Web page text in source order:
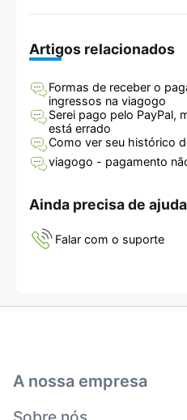
Artigos relacionados
Formas de receber o
ingressos na viagogo
Serei pago pelo PayPal,
está errado
Como ver seu histórico
viagogo - pagamento
Ainda precisa de
Falar com o suporte
A nossa empresa